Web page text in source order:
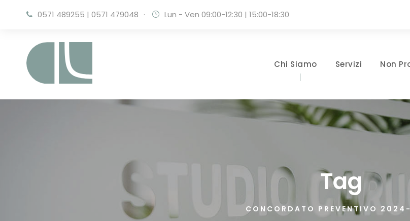
0571 489255 | 0571 479048 · Lun - Ven 09:00-12:30 | 15:00-18:30
Chi Siamo Servizi Non
Tag
CONCORDATO PREVENTIVO